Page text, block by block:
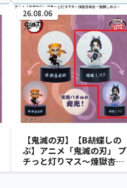
イメロディ マーメイドver.
～
26.08.06
【鬼滅の刃】【B胡蝶しの
ぶ】アニメ「鬼滅の刃」 プ
チっと灯りマス～煉獄杏寿
郎・胡蝶しのぶ～